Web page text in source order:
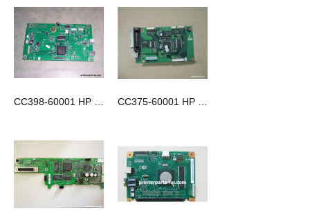
CC398-60001 HP Color LaserJet CM1312nf 格式化板 CC375-60001 HP LaserJet P2014格式化板